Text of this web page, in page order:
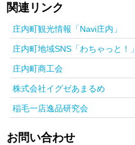
関連リンク
庄内町観光情報「Navi庄内」
庄内町地域SNS「わちゃっと！」
庄内町商工会
株式会社イグゼあまるめ
稲毛一店逸品研究会
お問い合わせ